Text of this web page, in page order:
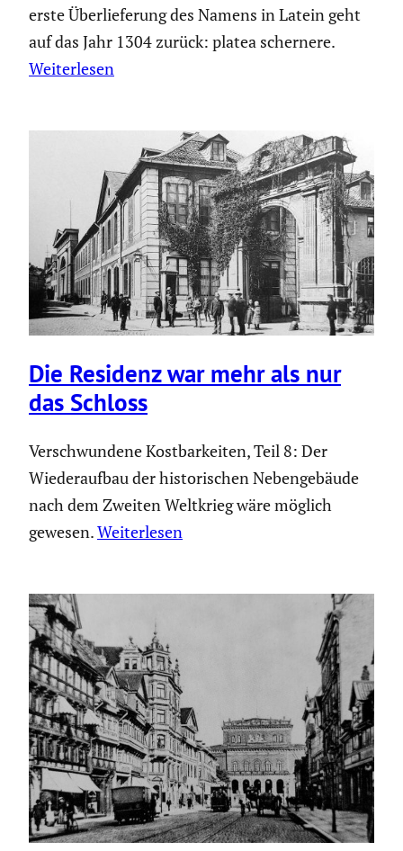
erste Überlieferung des Namens in Latein geht
auf das Jahr 1304 zurück: platea schernere.
Weiterlesen
Die Residenz war mehr als nur
das Schloss
Verschwundene Kostbarkeiten, Teil 8: Der
Wiederaufbau der historischen Nebengebäude
nach dem Zweiten Weltkrieg wäre möglich
gewesen.Weiterlesen